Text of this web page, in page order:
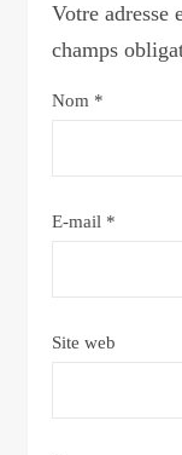
Votre adresse
champs
Nom *
E-mail *
Site web